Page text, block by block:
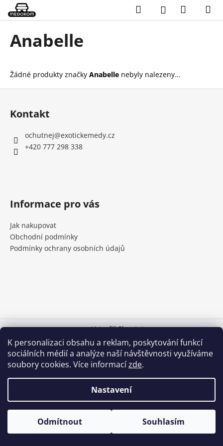
K personalizaci obsahu a reklam, poskytování funkcí
sociálních médií a analýze naší návštěvnosti využíváme
soubory cookies. Více informacízde.
Nastavení
Odmítnout Souhlasím
Přejít
obsah
HledatPřihlášení
Anabelle
Žádné produkty značky Anabelle nebyly nalezeny...
o
o
p
o
t
ř
b
u
t
e
n
a
j
HLEDAT
Z
Kontakt
ochutnej@exotickemedy.cz
+420 777 298 338
Informace pro vás
Jak nakupovat
Obchodní podmínky
Podmínky ochrany osobních údajů
Vytvořil Shoptet
Copyright 2026Medokom. Všechna práva vyhrazena.
Upravit nastavení cookies